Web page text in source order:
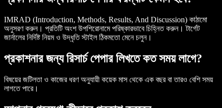
IMRAD (Introduction, Methods, Results, And Discussion) কাঠামো
অনুসরণ করুন। প্রতিটি অংশ উপশিরোনামে পরিষ্কারভাবে চিহ্নিত করুন। টার্গেট
জার্নালের নির্দিষ্ট নিয়ম ও উদ্ধৃতি স্টাইল ঠিকমতো মেনে চলুন।
প্রকাশনার জন্য রিসার্চ পেপার লিখতে কত সময় লাগে?
বিষয়ের জটিলতা ও কাজের ধরণ অনুযায়ী কয়েক মাস থেকে এক বছর বা তারও বেশি সময়
লাগতে পারে।